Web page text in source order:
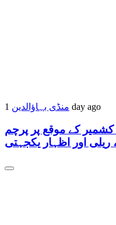
منڈی بہاؤالدین 1 day ago
کے موقع پر پرچم
ریلی اور اظہار یکجہتی